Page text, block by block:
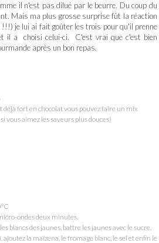
il n'est pas dilué par le beurre. Du coup du
Mais ma plus grosse surprise fût la réaction
je lui ai fait goûter les trois pour qu'il prenne
il a choisi celui-ci. C'est vrai que c'est bien
après un bon repas.
déjà fort en chocolat vous pouvez faire un mix
vous aimez les saveurs plus douces)
ondes deux minutes.
blancs des jaunes, battre les jaunes avec le sucre.
ajoutez la maïzena, le fromage blanc, le sel et enfin le